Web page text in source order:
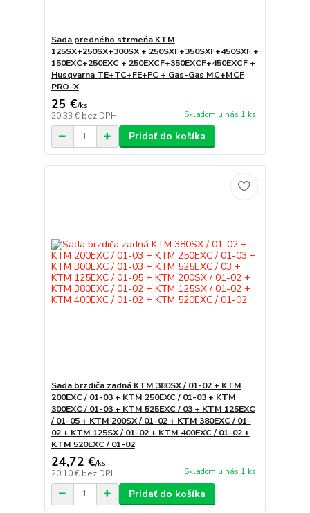
Sada predného strmeňa KTM
125SX+250SX+300SX + 250SXF+350SXF+450SXF +
150EXC+250EXC + 250EXCF+350EXCF+450EXCF +
Husqvarna TE+TC+FE+FC + Gas-Gas MC+MCF
PRO-X
25 €/ks
20,33 € bez DPH Skladom u nás 1 ks
Pridať do košíka
Sada brzdiča zadná KTM 380SX / 01-02 + KTM
200EXC / 01-03 + KTM 250EXC / 01-03 + KTM
300EXC / 01-03 + KTM 525EXC / 03 + KTM 125EXC
/ 01-05 + KTM 200SX / 01-02 + KTM 380EXC / 01-
02 + KTM 125SX / 01-02 + KTM 400EXC / 01-02 +
KTM 520EXC / 01-02
24,72 €/ks
20,10 € bez DPH Skladom u nás 1 ks
Pridať do košíka